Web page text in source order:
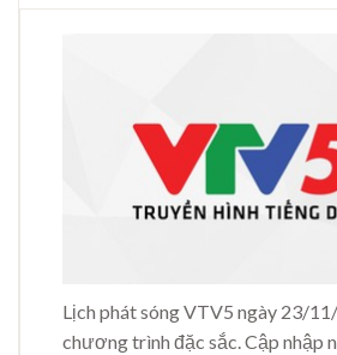
Lịch phát sóng VTV5 ngày 23/
chương trình đặc sắc. Cập nhập